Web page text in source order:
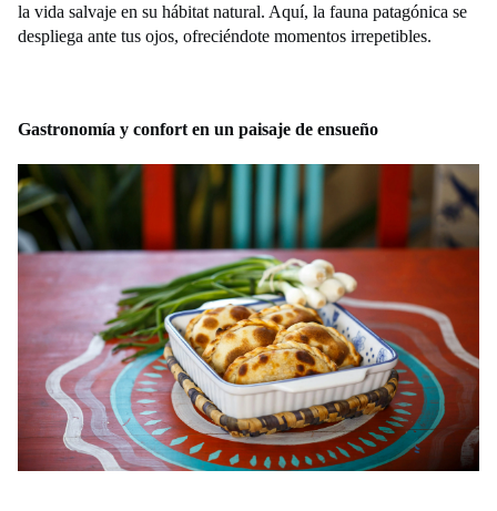
la vida salvaje en su hábitat natural. Aquí, la fauna patagónica se
despliega ante tus ojos, ofreciéndote momentos irrepetibles.
Gastronomía y confort en un paisaje de ensueño